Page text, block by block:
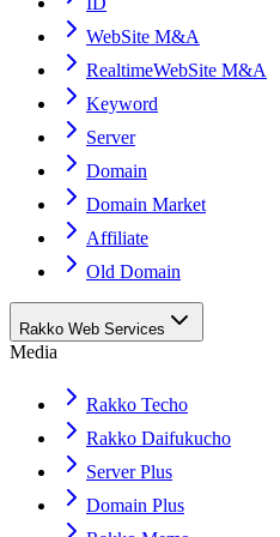
WebSite M&A
RealtimeWebSite M&A
Keyword
Server
Domain
Domain Market
Affiliate
Old Domain
Rakko Web Services
Media
Rakko Techo
Rakko Daifukucho
Server Plus
Domain Plus